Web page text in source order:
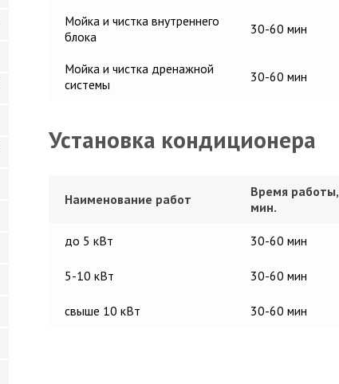
Мойка и чистка внутреннего
блока
30-60 мин
Мойка и чистка дренажной
системы
30-60 мин
Установка кондиционера
Наименование работ
Время работы,
мин.
до 5 кВт 30-60 мин
5-10 кВт 30-60 мин
свыше 10 кВт 30-60 мин